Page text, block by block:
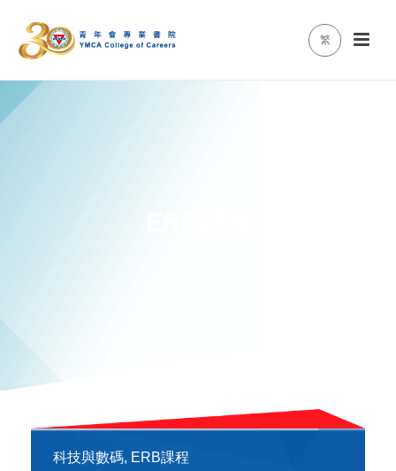
繁
科技與數碼, ERB課程